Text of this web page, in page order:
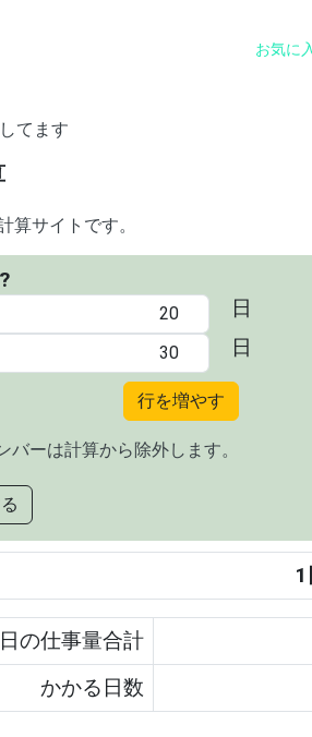
お気に
てます
サイトです。
日
日
行を増やす
ーは計算から除外します。
の仕事量合計
かかる日数